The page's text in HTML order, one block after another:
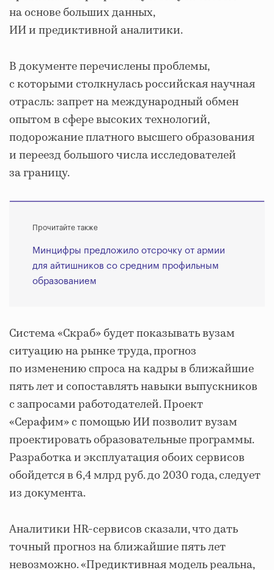
на основе больших данных,
ИИ и предиктивной аналитики.
В документе перечислены проблемы,
с которыми столкнулась российская научная
отрасль: запрет на международный обмен
опытом в сфере высоких технологий,
подорожание платного высшего образования
и переезд большого числа исследователей
за границу.
Прочитайте также
Минцифры предложило отсрочку от армии
для айтишников со средним профильным
образованием
Система «Скраб» будет показывать вузам
ситуацию на рынке труда, прогноз
по изменению спроса на кадры в ближайшие
пять лет и сопоставлять навыки выпускников
с запросами работодателей. Проект
«Серафим» с помощью ИИ позволит вузам
проектировать образовательные программы.
Разработка и эксплуатация обоих сервисов
обойдется в 6,4 млрд руб. до 2030 года, следует
из документа.
Аналитики HR-сервисов сказали, что дать
точный прогноз на ближайшие пять лет
невозможно. «Предиктивная модель реальна,